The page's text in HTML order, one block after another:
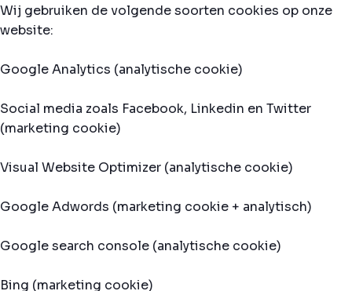
Wij gebruiken de volgende soorten cookies op onze
website:
Google Analytics (analytische cookie)
Social media zoals Facebook, Linkedin en Twitter
(marketing cookie)
Visual Website Optimizer (analytische cookie)
Google Adwords (marketing cookie + analytisch)
Google search console (analytische cookie)
Bing (marketing cookie)